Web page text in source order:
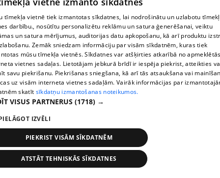
Pārtiku pērkam vairāk, bet vai “zemo cenu grozs”
tiešām samazina kopējo čeku?
408. epizode
pirms 1 nedēļas, 1 dienas
tīmekļa vietnē tiek izmantotas sīkdatnes, lai nodrošinātu un uzlabotu
darbību., nosūtītu personalizētu reklāmu un satura ģenerēšanai, veiktu
un satura mērījumus, auditorijas datu apkopošanu, kā arī produktu
Zemāk sniedzam informāciju par visām sīkdatnēm, kuras tiek
mūsu tīmekļa vietnēs. Sīkdatnes var atšķirties atkarībā no
vietnes sadaļas. Lietotājam jebkurā brīdī ir iespēja piekrist, atteikties
savu piekrišanu. Piekrišanas sniegšana, kā arī tās atsaukšana vai
uz visām interneta vietnes sadaļām. Vairāk informācijas par
skatīt sīkdatņu izmantošanas noteikumos.
VISUS PARTNERUS (1718) →
IZVĒLI
PIEKRIST VISĀM SĪKDATNĒM
ATSTĀT TEHNISKĀS SĪKDATNES